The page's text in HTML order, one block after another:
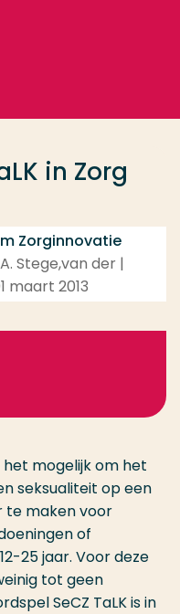
in Zorg
Zorginnovatie
Stege,van der |
maart 2013
het mogelijk om het
seksualiteit op een
te maken voor
of
25 jaar. Voor deze
tot geen
SeCZ TaLK is in